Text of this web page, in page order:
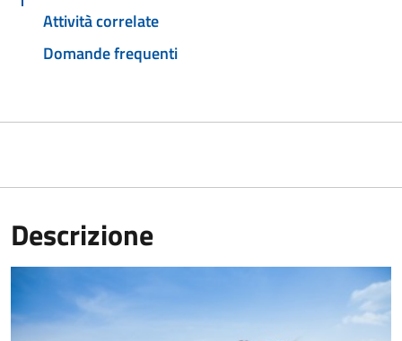
Attività correlate
Domande frequenti
Descrizione